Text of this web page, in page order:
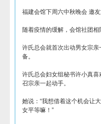
福建会馆下周六中秋晚会 邀
随着疫情的缓解，会馆社团
许氏总会就首次出动男女宗
备。
许氏总会妇女组秘书许小真
召宗亲一起动手。
她说：“我想借着这个机会让
女平等嘛！”